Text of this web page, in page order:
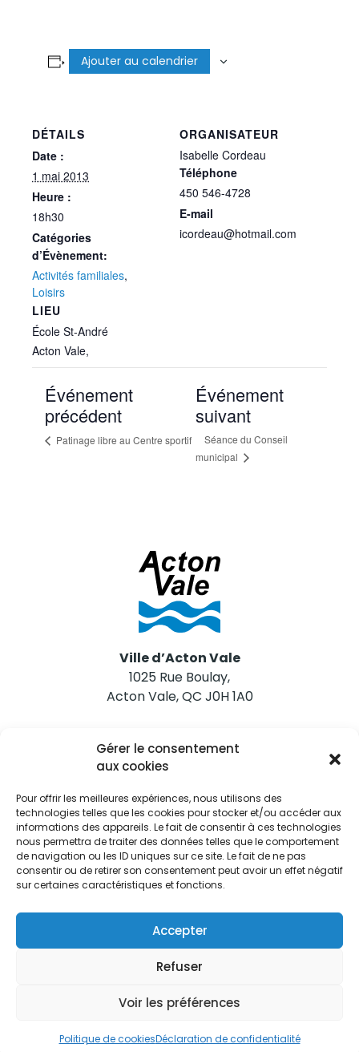
Gérer le consentement
aux cookies
Pour offrir les meilleures expériences, nous utilisons des
technologies telles que les cookies pour stocker et/ou accéder aux
informations des appareils. Le fait de consentir à ces technologies
nous permettra de traiter des données telles que le comportement
de navigation ou les ID uniques sur ce site. Le fait de ne pas
consentir ou de retirer son consentement peut avoir un effet négatif
sur certaines caractéristiques et fonctions.
Accepter
Refuser
Voir les préférences
Politique de cookiesDéclaration de confidentialité
Ajouter au calendrier
DÉTAILS
Date :
1 mai 2013
Heure :
18h30
Catégories
d’Évènement:
Activités familiales,
Loisirs
LIEU
École St-André
Acton Vale,
ORGANISATEUR
Isabelle Cordeau
Téléphone
450 546-4728
E-mail
icordeau@hotmail.com
Événement
précédent
Patinage libre au Centre sportif
Événement
suivant
Séance du Conseil
municipal
Ville d’Acton Vale
1025 Rue Boulay,
Acton Vale, QC J0H 1A0
Nous joindre
Tél. 450 546-2703
Restez informés
Abonnez-vous aux alertes municipales
Je m'abonne
confidentialité| Politique de cookies